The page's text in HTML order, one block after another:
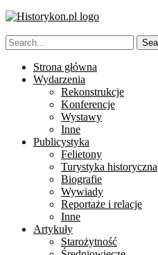
Strona główna
Wydarzenia
Rekonstrukcje
Konferencje
Wystawy
Inne
Publicystyka
Felietony
Turystyka historyczna
Biografie
Wywiady
Reportaże i relacje
Inne
Artykuły
Starożytność